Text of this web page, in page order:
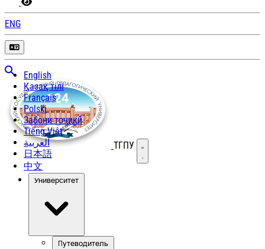
ENG
English
Қазақ тілі
Français
Polski
Забони тоҷикӣ
Tiếng Việt
العربية
日本語
中文
ТГПУ Открыть меню
Университет
Путеводитель